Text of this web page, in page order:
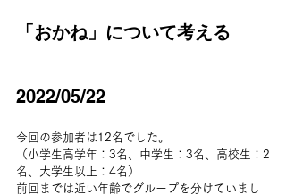
「おかね」について考える
2022/05/22
今回の参加者は12名でした。
（小学生高学年：3名、中学生：3名、高校生：2
名、大学生以上：4名）
前回までは近い年齢でグループを分けていまし